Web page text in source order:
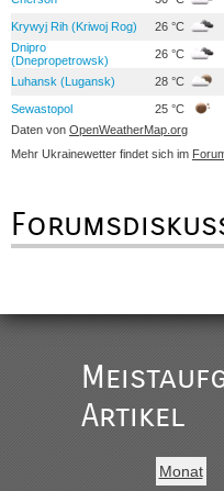
Krywyj Rih (Kriwoj Rog) 26 °C
Dnipro
(Dnepropetrowsk)
26 °C
Luhansk (Lugansk) 28 °C
Sewastopol 25 °C
Daten von OpenWeatherMap.org
Mehr Ukrainewetter findet sich im
Artikel
Monat